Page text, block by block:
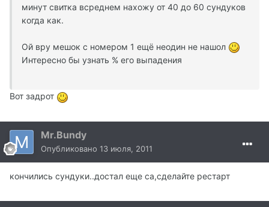
минут свитка всреднем нахожу от 40 до 60 сундуков
когда как.
Ой вру мешок с номером 1 ещё неодин не нашол
Интересно бы узнать % его выпадения
Вот задрот
Mr.Bundy
Опубликовано 13 июля, 2011
кончились сундуки..достал еще са,сделайте рестарт